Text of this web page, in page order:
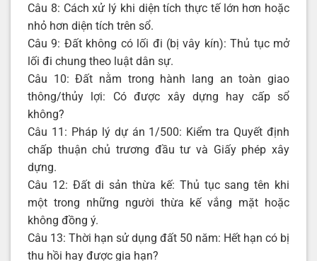
Câu 8: Cách xử lý khi diện tích thực tế lớn hơn hoặc
nhỏ hơn diện tích trên sổ.
Câu 9: Đất không có lối đi (bị vây kín): Thủ tục mở
lối đi chung theo luật dân sự.
Câu 10: Đất nằm trong hành lang an toàn giao
thông/thủy lợi: Có được xây dựng hay cấp sổ
không?
Câu 11: Pháp lý dự án 1/500: Kiểm tra Quyết định
chấp thuận chủ trương đầu tư và Giấy phép xây
dựng.
Câu 12: Đất di sản thừa kế: Thủ tục sang tên khi
một trong những người thừa kế vắng mặt hoặc
không đồng ý.
Câu 13: Thời hạn sử dụng đất 50 năm: Hết hạn có bị
thu hồi hay được gia hạn?